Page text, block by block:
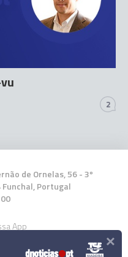
2
de Ornelas, 56 - 3º
Portugal
App ×